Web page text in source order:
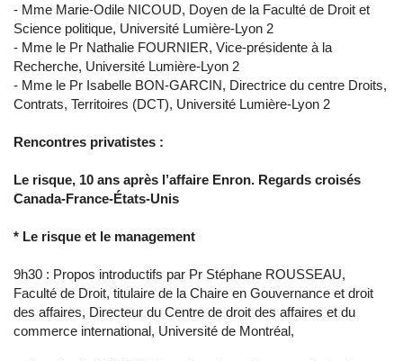
- Mme Marie-Odile NICOUD, Doyen de la Faculté de Droit et
Science politique, Université Lumière-Lyon 2
- Mme le Pr Nathalie FOURNIER, Vice-présidente à la
Recherche, Université Lumière-Lyon 2
- Mme le Pr Isabelle BON-GARCIN, Directrice du centre Droits,
Contrats, Territoires (DCT), Université Lumière-Lyon 2
Rencontres privatistes :
Le risque, 10 ans après l’affaire Enron. Regards croisés
Canada-France-États-Unis
* Le risque et le management
9h30 : Propos introductifs par Pr Stéphane ROUSSEAU,
Faculté de Droit, titulaire de la Chaire en Gouvernance et droit
des affaires, Directeur du Centre de droit des affaires et du
commerce international, Université de Montréal,